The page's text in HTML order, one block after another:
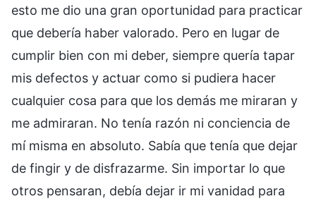
esto me dio una gran oportunidad para practicar
que debería haber valorado. Pero en lugar de
cumplir bien con mi deber, siempre quería tapar
mis defectos y actuar como si pudiera hacer
cualquier cosa para que los demás me miraran y
me admiraran. No tenía razón ni conciencia de
mí misma en absoluto. Sabía que tenía que dejar
de fingir y de disfrazarme. Sin importar lo que
otros pensaran, debía dejar ir mi vanidad para